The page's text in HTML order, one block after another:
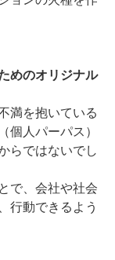
めのオリジナル
満を抱いている
個人パーパス）
らではないでし
で、会社や社会
行動できるよう